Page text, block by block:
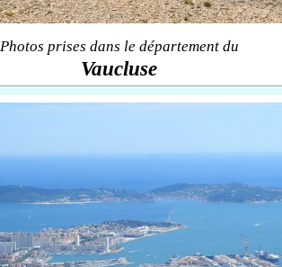
Photos prises dans le département du
Vaucluse